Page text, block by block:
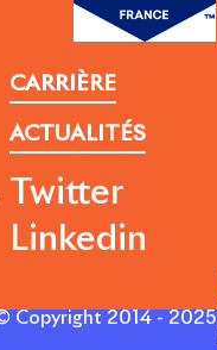
CARRIÈRE
ACTUALITÉS
Copyright 2014 - 2025
Twitter
Linkedin